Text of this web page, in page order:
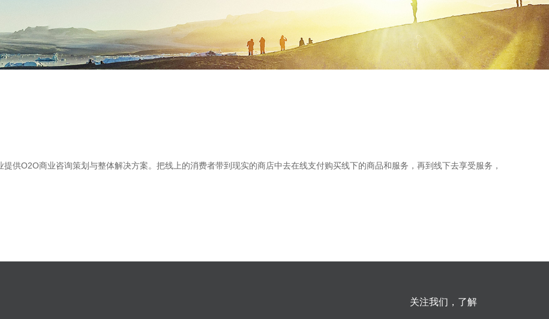
供O2O商业咨询策划与整体解决方案。把线上的消费者带到现实的商店中去在线支付购买线下的商品和服务，再到线下去享受服务，
关注我们，了解